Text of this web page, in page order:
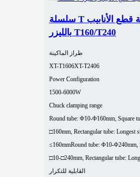
سلسلة T ماكينة قطع الأنابيب
بالليزر T160/T240
طراز الماكينة
XT-T1606XT-T2406
Power Configuration
1500-6000W
Chuck clamping range
Round tube: Φ10-Φ160mm, Square
□160mm, Rectangular tube: Longest
≤160mmRound tube: Φ10-Φ240mm,
□10-□240mm, Rectangular tube:
القابلية للتكرار